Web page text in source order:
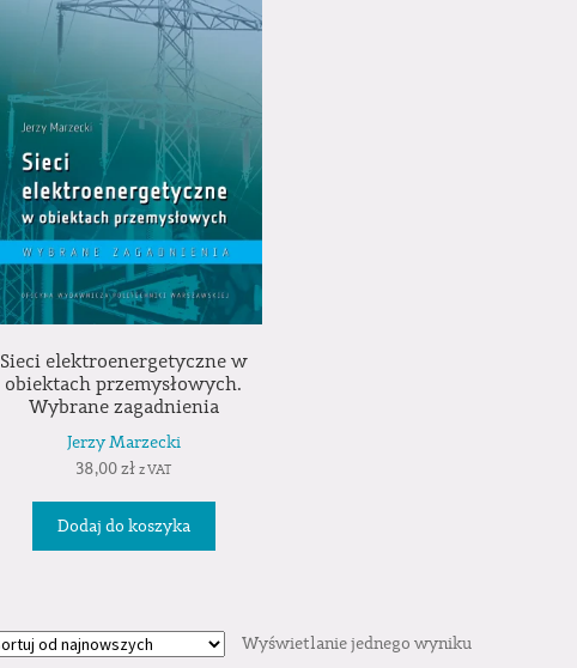
Sieci elektroenergetyczne w
obiektach przemysłowych.
Wybrane zagadnienia
Jerzy Marzecki
38,00zł z VAT
Dodaj do koszyka
Wyświetlanie jednego wyniku